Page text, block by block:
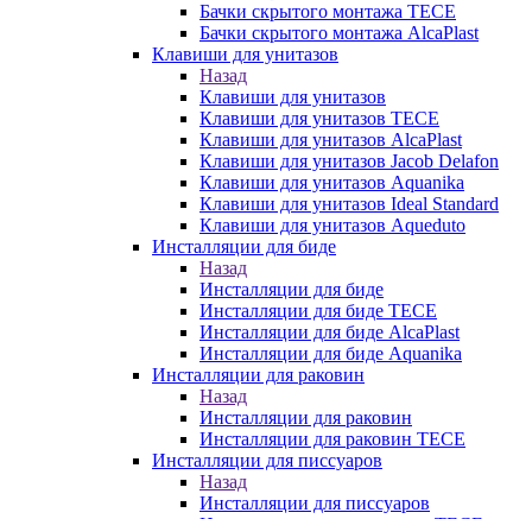
Бачки скрытого монтажа TECE
Бачки скрытого монтажа AlcaPlast
Клавиши для унитазов
Назад
Клавиши для унитазов
Клавиши для унитазов TECE
Клавиши для унитазов AlcaPlast
Клавиши для унитазов Jacob Delafon
Клавиши для унитазов Aquanika
Клавиши для унитазов Ideal Standard
Клавиши для унитазов Aqueduto
Инсталляции для биде
Назад
Инсталляции для биде
Инсталляции для биде TECE
Инсталляции для биде AlcaPlast
Инсталляции для биде Aquanika
Инсталляции для раковин
Назад
Инсталляции для раковин
Инсталляции для раковин TECE
Инсталляции для писсуаров
Назад
Инсталляции для писсуаров